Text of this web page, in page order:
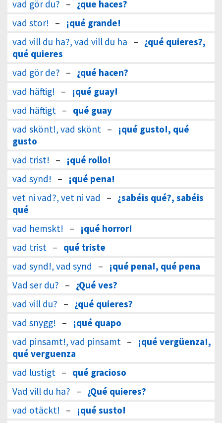
vad gör du? – ¿que haces?
vad stor! –
¡qué grande!
vad vill du ha?, vad vill du ha – ¿qué quieres?,
qué quieres
vad gör de? – ¿qué hacen?
vad häftig! –
¡qué guay!
vad häftigt – qué guay
vad skönt!, vad skönt –
¡qué gusto!, qué
gusto
vad trist! –
¡qué rollo!
vad synd! –
¡qué pena!
vet ni vad?, vet ni vad
– ¿sabéis qué?, sabéis
qué
vad hemskt! –
¡qué horror!
vad trist – qué triste
vad synd!, vad synd
–
¡qué pena!, qué pena
Vad ser du? – ¿Qué ves?
vad vill du? – ¿qué quieres?
vad snygg! –
¡qué quapo
vad pinsamt!, vad pinsamt –
¡qué vergüenza!,
qué verguenza
vad lustigt – qué gracioso
Vad vill du ha? – ¿Qué quieres?
vad otäckt! –
¡qué susto!